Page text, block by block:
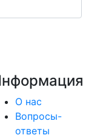
О нас
Вопросы-
ответы